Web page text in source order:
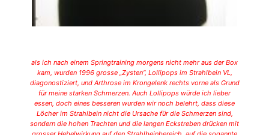
als ich nach einem Springtraining morgens nicht mehr aus der Box
kam, wurden 1996 grosse „Zysten“, Lollipops im Strahlbein VL,
diagonostiziert, und Arthrose im Krongelenk rechts vorne als Grund
für meine starken Schmerzen. Auch Lollipops würde ich lieber
essen, doch eines besseren wurden wir noch belehrt, dass diese
Löcher im Strahlbein nicht die Ursache für die Schmerzen sind,
sondern die hohen Trachten und die langen Eckstreben drücken mit